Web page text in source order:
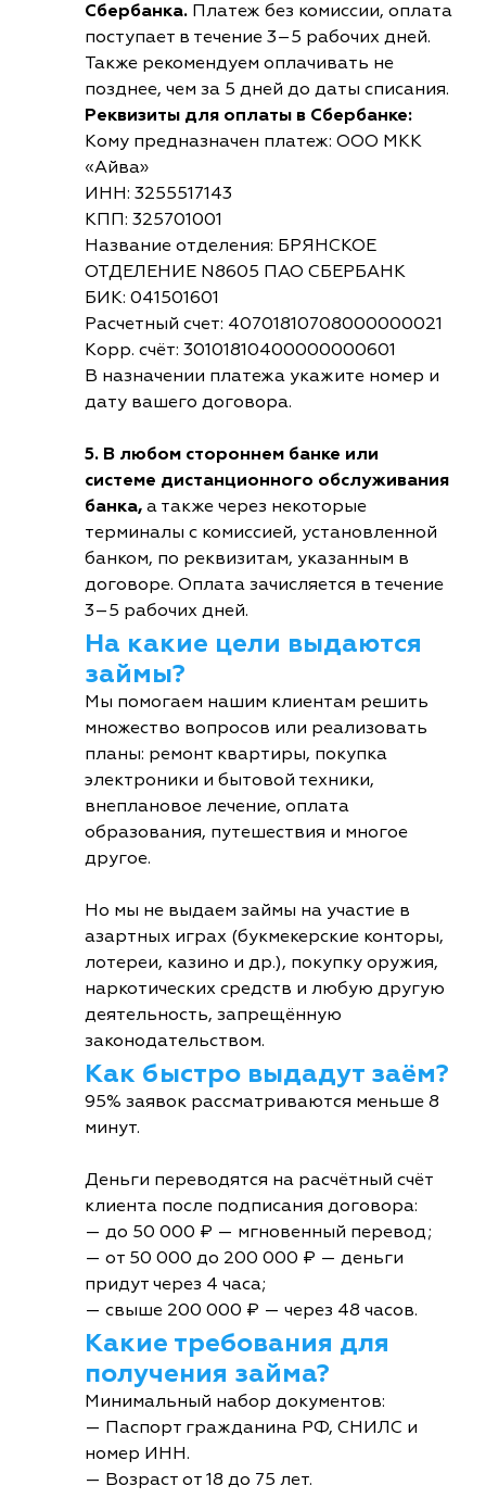
Сбербанка. Платеж без комиссии, оплата
поступает в течение 3–5 рабочих дней.
Также рекомендуем оплачивать не
позднее, чем за 5 дней до даты списания.
Реквизиты для оплаты в Сбербанке:
Кому предназначен платеж: ООО МКК
«Айва»
ИНН: 3255517143
КПП: 325701001
Название отделения: БРЯНСКОЕ
ОТДЕЛЕНИЕ N8605 ПАО СБЕРБАНК
БИК: 041501601
Расчетный счет: 40701810708000000021
Корр. счёт: 30101810400000000601
В назначении платежа укажите номер и
дату вашего договора.
5. В любом стороннем банке или
системе дистанционного обслуживания
банка, а также через некоторые
терминалы с комиссией, установленной
банком, по реквизитам, указанным в
договоре. Оплата зачисляется в течение
3–5 рабочих дней.
На какие цели выдаются
займы?
Мы помогаем нашим клиентам решить
множество вопросов или реализовать
планы: ремонт квартиры, покупка
электроники и бытовой техники,
внеплановое лечение, оплата
образования, путешествия и многое
другое.
Но мы не выдаем займы на участие в
азартных играх (букмекерские конторы,
лотереи, казино и др.), покупку оружия,
наркотических средств и любую другую
деятельность, запрещённую
законодательством.
Как быстро выдадут заём?
95% заявок рассматриваются меньше 8
минут.
Деньги переводятся на расчётный счёт
клиента после подписания договора:
— до 50 000 ₽ — мгновенный перевод;
— от 50 000 до 200 000 ₽ — деньги
придут через 4 часа;
— свыше 200 000 ₽ — через 48 часов.
Какие требования для
получения займа?
Минимальный набор документов:
— Паспорт гражданина РФ, СНИЛС и
номер ИНН.
— Возраст от 18 до 75 лет.